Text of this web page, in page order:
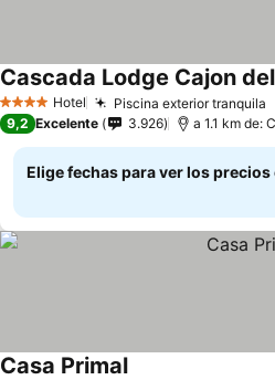
4 EstrellasHotel Piscina exterior tranquila
Cascada Lodge Cajon
9,2 Excelente 3.926 a 1.1 km de:
Elige fechas para ver los precios
Casa Primal